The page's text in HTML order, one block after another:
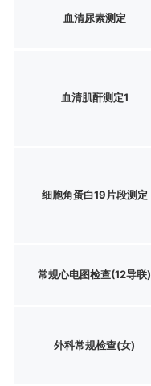
血清尿素测定
血清肌酐测定1
细胞角蛋白19片段测定
常规心电图检查(12导联)
外科常规检查(女)